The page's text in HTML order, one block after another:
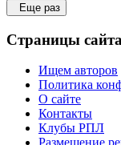
Еще раз
Страницы сайта
Ищем авторов
Политика
О сайте
Контакты
Клубы РПЛ